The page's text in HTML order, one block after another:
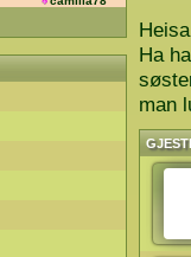
Ha
man